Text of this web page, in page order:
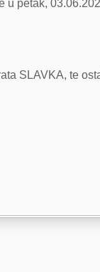
u petak,
SLAVKA, te